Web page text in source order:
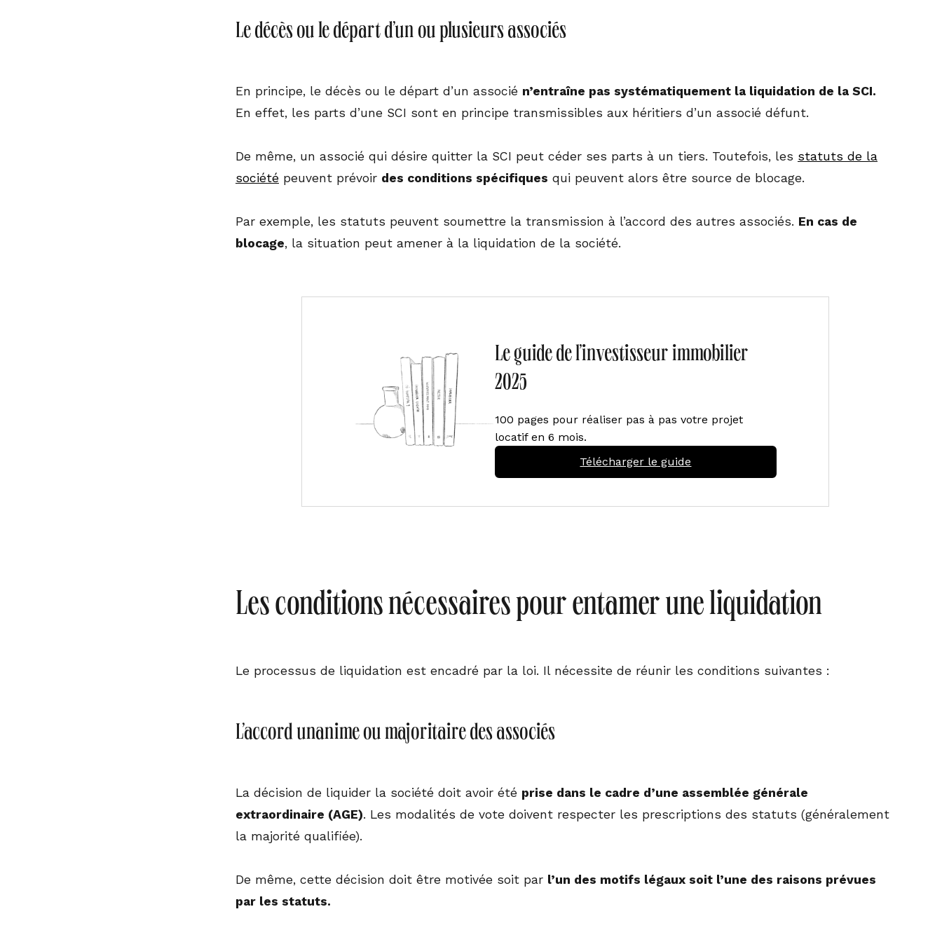
Le décès ou le départ d’un ou plusieurs associés
En principe, le décès ou le départ d’un associé n’entraîne pas systématiquement la liquidation de la SCI.
En effet, les parts d’une SCI sont en principe transmissibles aux héritiers d’un associé défunt.
De même, un associé qui désire quitter la SCI peut céder ses parts à un tiers. Toutefois, les statuts de la
société peuvent prévoir des conditions spécifiques qui peuvent alors être source de blocage.
Par exemple, les statuts peuvent soumettre la transmission à l’accord des autres associés. En cas de
blocage, la situation peut amener à la liquidation de la société.
Le guide de l’investisseur immobilier
2025
100 pages pour réaliser pas à pas votre projet
locatif en 6 mois.
Télécharger le guide
Les conditions nécessaires pour entamer une liquidation
Le processus de liquidation est encadré par la loi. Il nécessite de réunir les conditions suivantes :
L’accord unanime ou majoritaire des associés
La décision de liquider la société doit avoir été prise dans le cadre d’une assemblée générale
extraordinaire (AGE). Les modalités de vote doivent respecter les prescriptions des statuts (généralement
la majorité qualifiée).
De même, cette décision doit être motivée soit par l’un des motifs légaux soit l’une des raisons prévues
par les statuts.